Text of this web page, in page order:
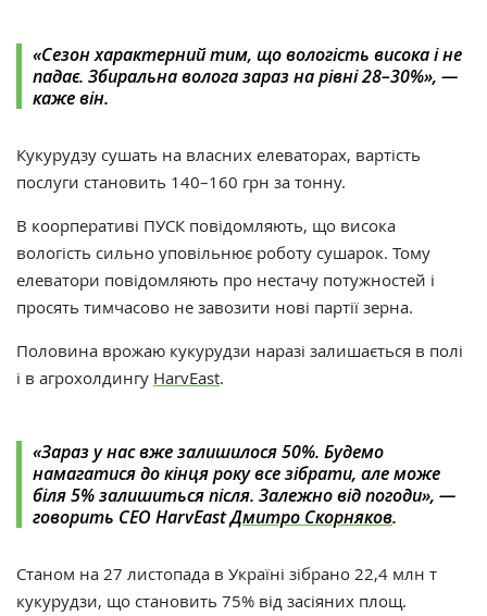
«Сезон характерний тим, що вологість висока і не
падає. Збиральна волога зараз на рівні 28–30%», —
каже він.
Кукурудзу сушать на власних елеваторах, вартість
послуги становить 140–160 грн за тонну.
В коорперативі ПУСК повідомляють, що висока
вологість сильно уповільнює роботу сушарок. Тому
елеватори повідомляють про нестачу потужностей і
просять тимчасово не завозити нові партії зерна.
Половина врожаю кукурудзи наразі залишається в полі
і в агрохолдингу HarvEast.
«Зараз у нас вже залишилося 50%. Будемо
намагатися до кінця року все зібрати, але може
біля 5% залишиться після. Залежно від погоди», —
говорить CEO HarvEastДмитро Скорняков.
Станом на 27 листопада в Україні зібрано 22,4 млн т
кукурудзи, що становить 75% від засіяних площ.